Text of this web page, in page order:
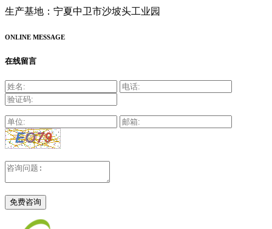
生产基地：宁夏中卫市沙坡头工业园
ONLINE MESSAGE
在线留言